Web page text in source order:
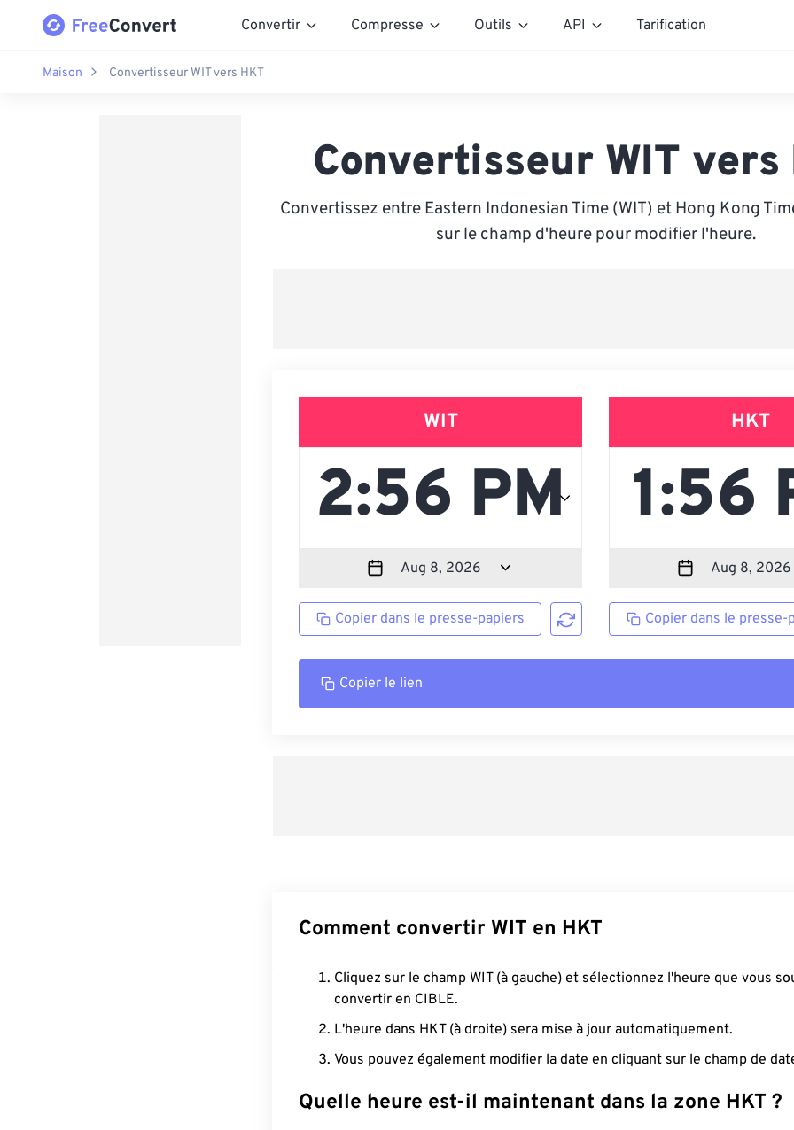
Convertir Compresse Outils API Tarification
Maison Convertisseur WIT vers HKT
Convertisseur WIT vers
Convertissez entre Eastern Indonesian Time (WIT) et Hong Kong
sur le champ d'heure pour modifier l'heure.
WIT
Copier dans le presse-papiers
HKT
Copier dans le presse-
Copier le lien
Comment convertir WIT en HKT
Cliquez sur le champ WIT (à gauche) et sélectionnez l'heure que vous
convertir en CIBLE.
L'heure dans HKT (à droite) sera mise à jour automatiquement.
Vous pouvez également modifier la date en cliquant sur le champ de
Quelle heure est-il maintenant dans la zone HKT ?